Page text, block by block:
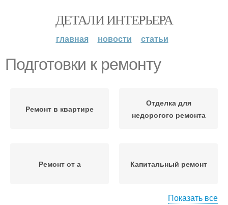
ДЕТАЛИ ИНТЕРЬЕРА
главная новости статьи
Подготовки к ремонту
Ремонт в квартире
Отделка для
недорогого ремонта
Ремонт от а Капитальный ремонт
Показать все